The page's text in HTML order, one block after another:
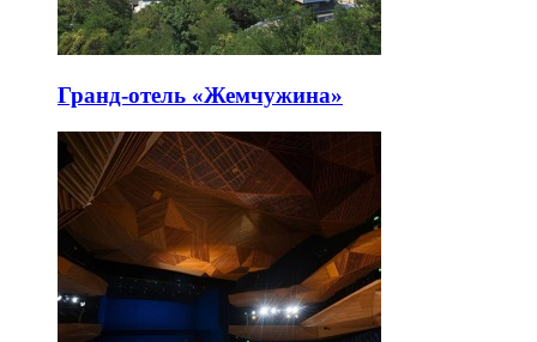
Гранд-отель «Жемчужина»